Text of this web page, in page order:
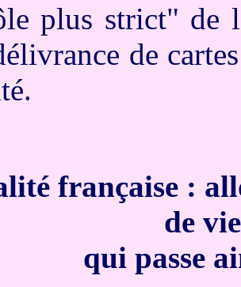
plus strict" de
de
française :
de
qui passe